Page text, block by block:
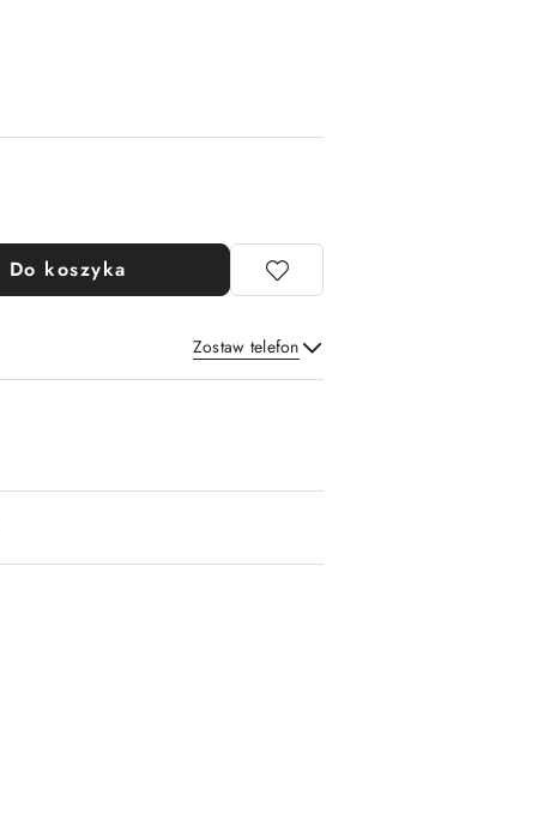
Do koszyka
Zostaw telefon
Wyślij